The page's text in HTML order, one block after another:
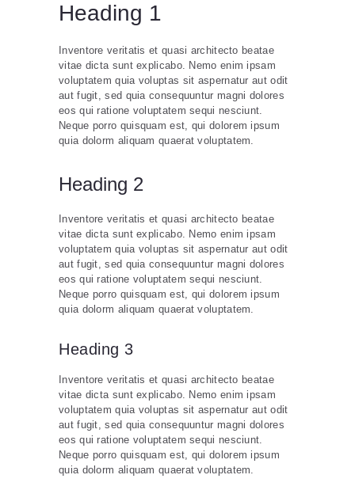
Heading 1
Inventore veritatis et quasi architecto beatae
vitae dicta sunt explicabo. Nemo enim ipsam
voluptatem quia voluptas sit aspernatur aut odit
aut fugit, sed quia consequuntur magni dolores
eos qui ratione voluptatem sequi nesciunt.
Neque porro quisquam est, qui dolorem ipsum
quia dolorm aliquam quaerat voluptatem.
Heading 2
Inventore veritatis et quasi architecto beatae
vitae dicta sunt explicabo. Nemo enim ipsam
voluptatem quia voluptas sit aspernatur aut odit
aut fugit, sed quia consequuntur magni dolores
eos qui ratione voluptatem sequi nesciunt.
Neque porro quisquam est, qui dolorem ipsum
quia dolorm aliquam quaerat voluptatem.
Heading 3
Inventore veritatis et quasi architecto beatae
vitae dicta sunt explicabo. Nemo enim ipsam
voluptatem quia voluptas sit aspernatur aut odit
aut fugit, sed quia consequuntur magni dolores
eos qui ratione voluptatem sequi nesciunt.
Neque porro quisquam est, qui dolorem ipsum
quia dolorm aliquam quaerat voluptatem.